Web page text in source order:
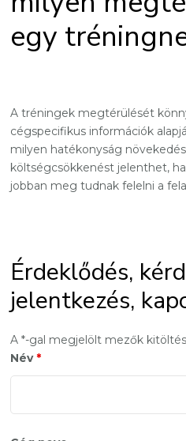
egy
A tréningek megtérülését
cégspecifikus információk
milyen hatékonyság
költségcsökkenést jelenthet,
jobban meg tudnak felelni a
Érdeklődés,
jelentkezés,
A *-gal megjelölt mezők
Név *